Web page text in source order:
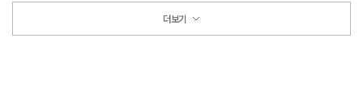
더보기